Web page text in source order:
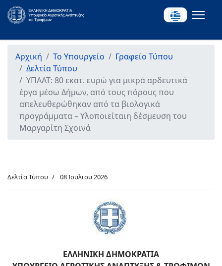
Αρχική Το Υπουργείο
Γραφείο Τύπου
Δελτία Τύπου
ΥΠΑΑΤ: 80 εκατ. ευρώ για μικρά αρδευτικά
έργα μέσω Δήμων, από τους πόρους που
απελευθερώθηκαν από τα βιολογικά
προγράμματα – Υλοποιείταιη δέσμευση του
Μαργαρίτη Σχοινά
Δελτία Τύπου 08 Ιουλιου 2026
ΕΛΛΗΝΙΚΗ ΔΗΜΟΚΡΑΤΙΑ